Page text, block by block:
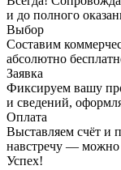
и до полного
Выбор
Составим
абсолютно
Заявка
Фиксируем вашу
и сведений,
Оплата
Выставляем счёт и
навстречу — можно
Успех!